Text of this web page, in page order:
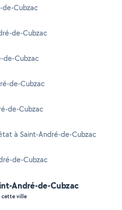
de-Cubzac
de-Cubzac
de-Cubzac
de-Cubzac
de-Cubzac
à Saint-André-de-Cubzac
de-Cubzac
André-de-Cubzac
cette ville